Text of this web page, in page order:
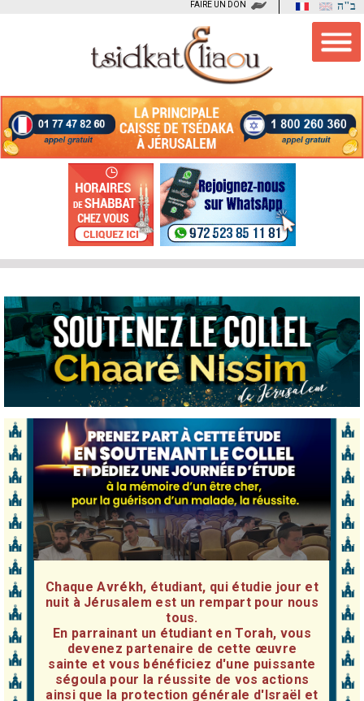
ב"ה FAIRE UN DON
Chaque Avrékh, étudiant, qui étudie jour et
nuit à Jérusalem est un rempart pour nous
tous.
En parrainant un étudiant en Torah, vous
devenez partenaire de cette œuvre
sainte et vous bénéficiez d'une puissante
ségoula pour la réussite de vos actions
ainsi que la protection générale d'Israël et